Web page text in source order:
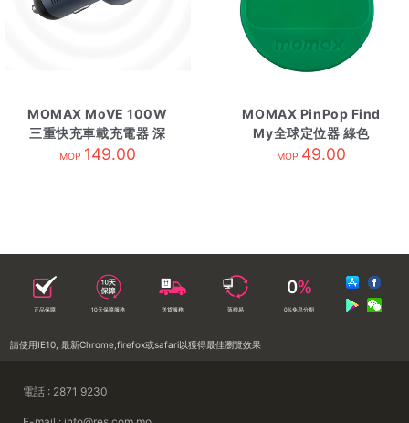
MOMAX MoVE 100W
三重快充車載充電器 深
灰
MOP 149.00
MOMAX PinPop Find
My全球定位器 綠色
MOP 49.00
正品保障 10天保障服務 送貨服務 落樓易 0%免息分期
請使用IE10, 最新Chrome,firefox或safari以獲得最佳瀏覽效果
電話 : 2871 9230